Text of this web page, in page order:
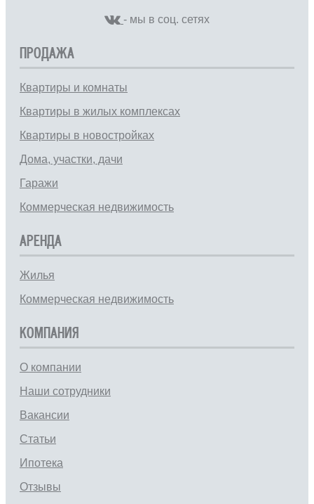
- мы в соц. сетях
ПРОДАЖА
Квартиры и комнаты
Квартиры в жилых комплексах
Квартиры в новостройках
Дома, участки, дачи
Гаражи
Коммерческая недвижимость
АРЕНДА
Жилья
Коммерческая недвижимость
КОМПАНИЯ
О компании
Наши сотрудники
Вакансии
Статьи
Ипотека
Отзывы